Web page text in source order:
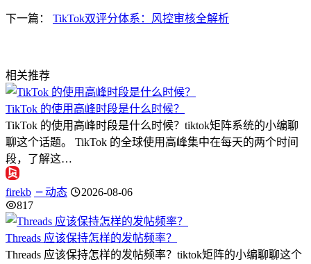
下一篇： TikTok双评分体系：风控审核全解析
相关推荐
TikTok 的使用高峰时段是什么时候？
TikTok 的使用高峰时段是什么时候？tiktok矩阵系统的小编聊
聊这个话题。 TikTok 的全球使用高峰集中在每天的两个时间
段，了解这…
firekb 动态
2026-08-06
817
Threads 应该保持怎样的发帖频率？
Threads 应该保持怎样的发帖频率？tiktok矩阵的小编聊聊这个